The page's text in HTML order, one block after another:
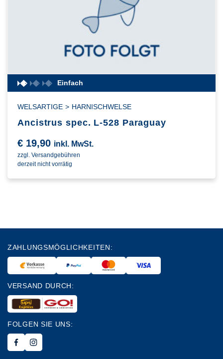
Einfach
WELSARTIGE > HARNISCHWELSE
Ancistrus spec. L-528 Paraguay
€ 19,90 inkl. MwSt.
zzgl. Versandgebühren
derzeit nicht vorrätig
ZAHLUNGSMÖGLICHKEITEN:
VERSAND DURCH:
FOLGEN SIE UNS: